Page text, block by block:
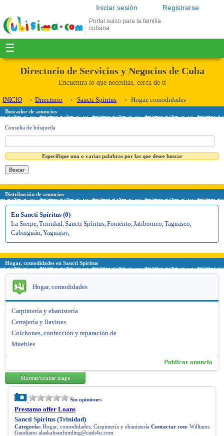
Registrarse
Iniciar sesión
Portal suizo para la familia
cubana
☰
Directorio de Servicios y Negocios de Cuba
Encuentra lo que necesitas, cerca de ti
INICIO Directorio Sancti Spíritus Hogar, comodidades
Buscador de anuncios
Consulta de búsqueda
Especifique una o varias palabras por las que desee buscar
Distribución de anuncios
En Sancti Spíritus (0)
La Sierpe Trinidad Sancti Spíritus Fomento Jatibonico Taguasco
Cabaiguán Yaguajay,
Hogar, comodidades en Sancti Spíritus
Hogar, comodidades
Carpintería y ebanistería
Cerrajería y llavines
Colchones, confección y reparación de
Muebles
Publicar anuncio
Mostrar/ocultar mapa
Sin opiniones
Prestamo offer Loans
Sancti Spíritus (Trinidad)
Categoría: Hogar, comodidades, Carpintería y ebanistería Contactar con: Williams
Gaudiano alaskaloanfunding@cash4u.com